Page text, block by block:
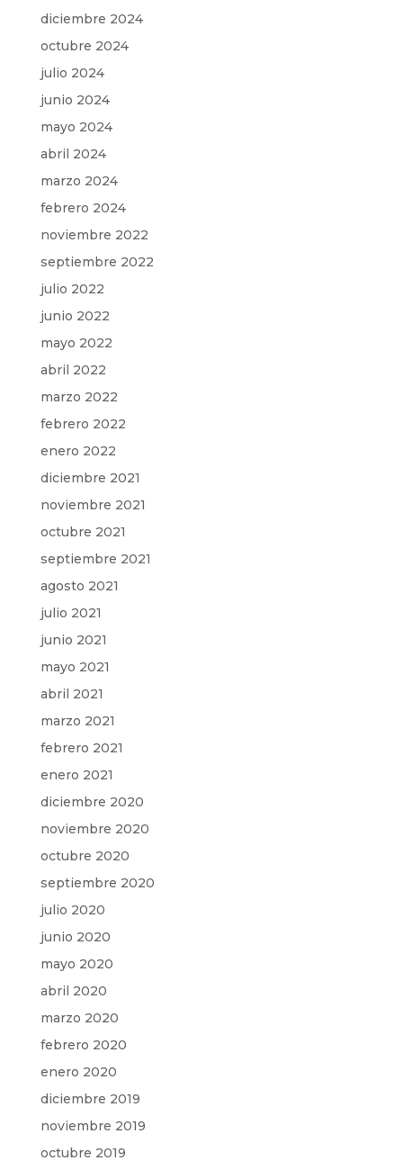
diciembre 2024
octubre 2024
julio 2024
junio 2024
mayo 2024
abril 2024
marzo 2024
febrero 2024
noviembre 2022
septiembre 2022
julio 2022
junio 2022
mayo 2022
abril 2022
marzo 2022
febrero 2022
enero 2022
diciembre 2021
noviembre 2021
octubre 2021
septiembre 2021
agosto 2021
julio 2021
junio 2021
mayo 2021
abril 2021
marzo 2021
febrero 2021
enero 2021
diciembre 2020
noviembre 2020
octubre 2020
septiembre 2020
julio 2020
junio 2020
mayo 2020
abril 2020
marzo 2020
febrero 2020
enero 2020
diciembre 2019
noviembre 2019
octubre 2019